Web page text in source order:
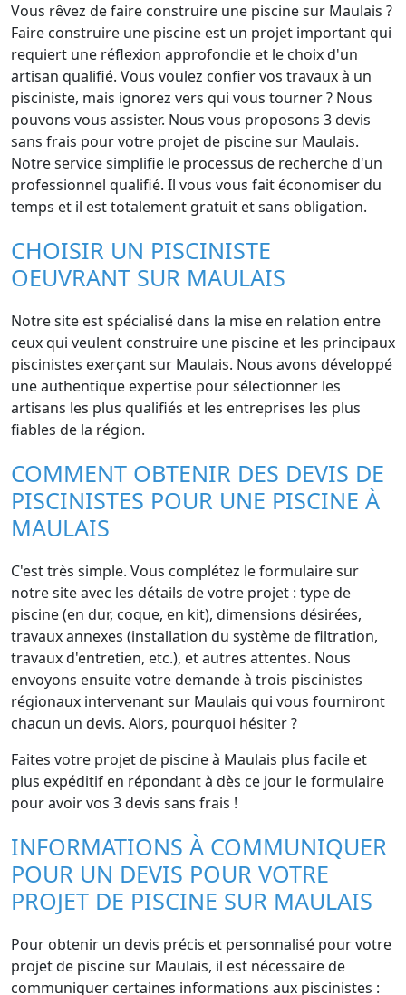
Vous rêvez de faire construire une piscine sur Maulais ?
Faire construire une piscine est un projet important qui
requiert une réflexion approfondie et le choix d'un
artisan qualifié. Vous voulez confier vos travaux à un
pisciniste, mais ignorez vers qui vous tourner ? Nous
pouvons vous assister. Nous vous proposons 3 devis
sans frais pour votre projet de piscine sur Maulais.
Notre service simplifie le processus de recherche d'un
professionnel qualifié. Il vous vous fait économiser du
temps et il est totalement gratuit et sans obligation.
CHOISIR UN PISCINISTE
OEUVRANT SUR MAULAIS
Notre site est spécialisé dans la mise en relation entre
ceux qui veulent construire une piscine et les principaux
piscinistes exerçant sur Maulais. Nous avons développé
une authentique expertise pour sélectionner les
artisans les plus qualifiés et les entreprises les plus
fiables de la région.
COMMENT OBTENIR DES DEVIS DE
PISCINISTES POUR UNE PISCINE À
MAULAIS
C'est très simple. Vous complétez le formulaire sur
notre site avec les détails de votre projet : type de
piscine (en dur, coque, en kit), dimensions désirées,
travaux annexes (installation du système de filtration,
travaux d'entretien, etc.), et autres attentes. Nous
envoyons ensuite votre demande à trois piscinistes
régionaux intervenant sur Maulais qui vous fourniront
chacun un devis. Alors, pourquoi hésiter ?
Faites votre projet de piscine à Maulais plus facile et
plus expéditif en répondant à dès ce jour le formulaire
pour avoir vos 3 devis sans frais !
INFORMATIONS À COMMUNIQUER
POUR UN DEVIS POUR VOTRE
PROJET DE PISCINE SUR MAULAIS
Pour obtenir un devis précis et personnalisé pour votre
projet de piscine sur Maulais, il est nécessaire de
communiquer certaines informations aux piscinistes :